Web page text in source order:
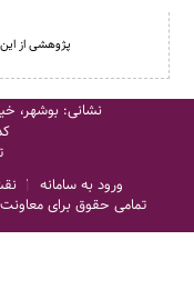
پژوهشی از
نشانی: بوشهر،
ورود به سامانه
تمامی حقوق برای